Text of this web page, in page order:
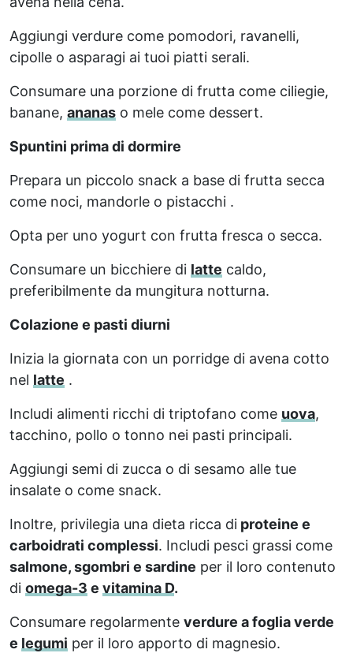
Aggiungi verdure come pomodori, ravanelli,
cipolle o asparagi ai tuoi piatti serali.
Consumare una porzione di frutta come ciliegie,
banane, ananas o mele come dessert.
Spuntini prima di dormire
Prepara un piccolo snack a base di frutta secca
come noci, mandorle o pistacchi .
Opta per uno yogurt con frutta fresca o secca.
Consumare un bicchiere di latte caldo,
preferibilmente da mungitura notturna.
Colazione e pasti diurni
Inizia la giornata con un porridge di avena cotto
nel latte .
Includi alimenti ricchi di triptofano come uova,
tacchino, pollo o tonno nei pasti principali.
Aggiungi semi di zucca o di sesamo alle tue
insalate o come snack.
Inoltre, privilegia una dieta ricca di proteine e
carboidrati complessi. Includi pesci grassi come
salmone, sgombri e sardine per il loro contenuto
di omega-3 e vitamina D.
Consumare regolarmente verdure a foglia verde
e legumi per il loro apporto di magnesio.